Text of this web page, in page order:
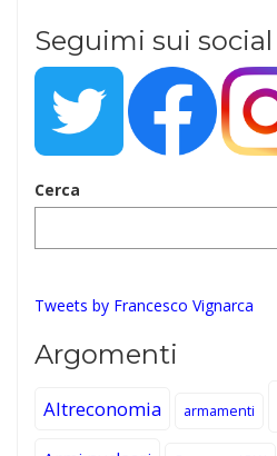
Seguimi sui social
Cerca
Tweets by Francesco Vignarca
Argomenti
Altreconomia armamenti